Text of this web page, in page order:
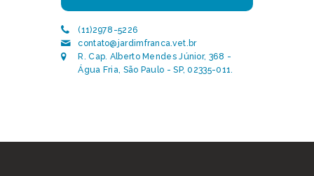
(11)2978-5226
contato@jardimfranca.vet.br
R. Cap. Alberto Mendes Júnior, 368 -
Água Fria, São Paulo - SP, 02335-011.